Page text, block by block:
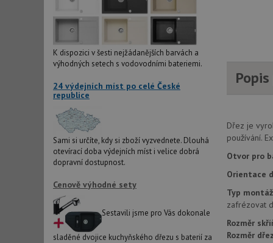
K dispozici v šesti nejžádanějších barvách a
výhodných setech s vodovodními bateriemi.
24 výdejních míst po celé České
republice
Sami si určíte, kdy si zboží vyzvednete. Dlouhá
otevírací doba výdejních míst i velice dobrá
dopravní dostupnost.
Cenově výhodné sety
Sestavili jsme pro Vás dokonale
sladěné dvojice kuchyňského dřezu s baterií za
Dřez je
používání.
Otvor pro
Orientace
Typ
zafrézovat
Rozměr
Rozměr
AWSALBCORS
AUTORIZACE